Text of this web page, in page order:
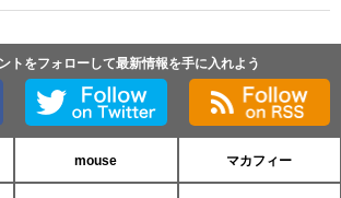
トをフォローして最新情報を手に入れよう
mouse マカフィー